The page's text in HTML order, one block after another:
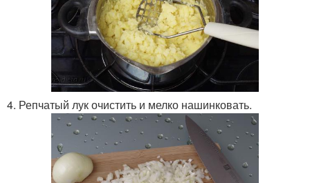
4. Репчатый лук очистить и мелко нашинковать.